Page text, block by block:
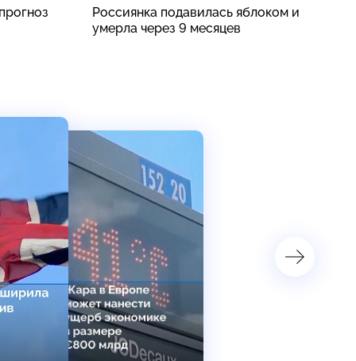
Россиянка подавилась яблоком и
умерла через 9 месяцев